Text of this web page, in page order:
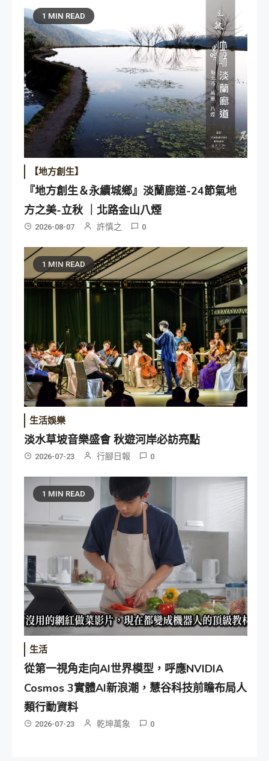
1 MIN READ
【地方創生】
『地方創生＆永續城鄉』淡蘭廊道-24節氣地
方之美-立秋 ｜北路金山八煙
2026-08-07 許慎之 0
1 MIN READ
生活娛樂
淡水草坡音樂盛會 秋遊河岸必訪亮點
2026-07-23 行腳日報 0
1 MIN READ
生活
從第一視角走向AI世界模型，呼應NVIDIA
Cosmos 3實體AI新浪潮，慧谷科技前瞻布局人
類行動資料
2026-07-23 乾坤萬象 0